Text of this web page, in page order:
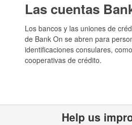
Las cuentas
Los bancos y las uniones de
de Bank On se abren para
identificaciones consulares,
cooperativas de crédito.
Help us